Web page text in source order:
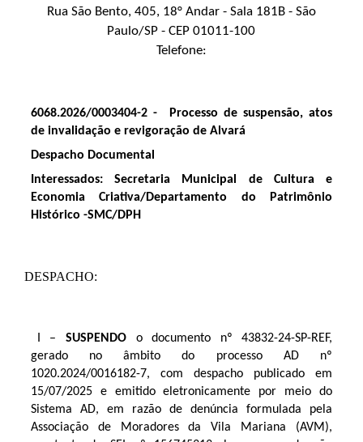
Rua São Bento, 405, 18° Andar - Sala 181B - São
Paulo/SP - CEP 01011-100
Telefone:
6068.2026/0003404-2 -
Processo de suspensão, atos
de invalidação e revigoração de Alvará
Despacho Documental
Interessados: Secretaria Municipal de Cultura e
Economia Criativa/Departamento do Patrimônio
Histórico -SMC/DPH
​DESPACHO:
I – SUSPENDOo documento nº 43832-24-SP-REF,
gerado no âmbito do processo AD nº
1020.2024/0016182-7, com despacho publicado em
15/07/2025 e emitido eletronicamente por meio do
Sistema AD, em razão de denúncia formulada pela
Associação de Moradores da Vila Mariana (AVM),